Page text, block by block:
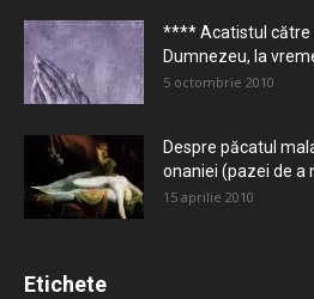
**** Acatistul către
Dumnezeu, la
5 octombrie 2010
Despre păcatul
onaniei (pazei de a
15 aprilie 2010
Etichete